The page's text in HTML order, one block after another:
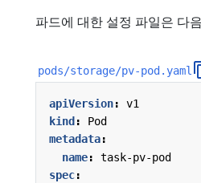
파드에 대한 설정 파일은 다
pods/storage/pv-pod.yaml
apiVersion:
v1
kind :
Pod
metadata:
name:
task-pv-pod
spec: